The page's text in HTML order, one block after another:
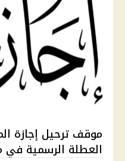
العطلة الرسمية في